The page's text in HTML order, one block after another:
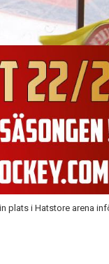
plats i Hatstore arena